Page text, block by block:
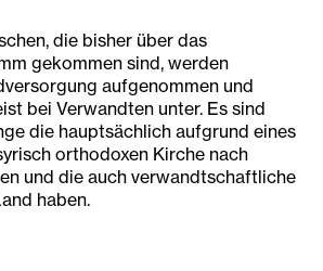
die bisher über das
gekommen sind, werden
aufgenommen und
bei Verwandten unter. Es sind
die hauptsächlich aufgrund eines
orthodoxen Kirche nach
und die auch verwandtschaftliche
haben.